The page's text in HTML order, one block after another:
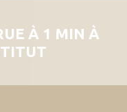
À 1 MIN À